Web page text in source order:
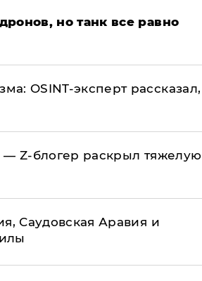
но танк все равно
OSINT-эксперт рассказал,
Z-блогер раскрыл тяжелую
Саудовская Аравия и